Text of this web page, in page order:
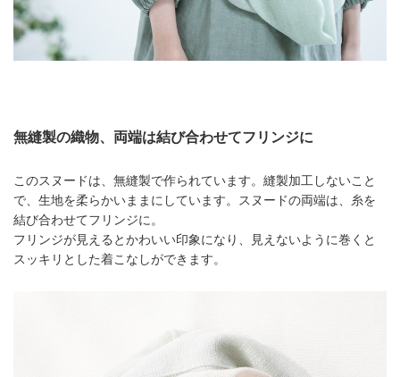
無縫製の織物、両端は結び合わせてフリンジに
このスヌードは、無縫製で作られています。縫製加工しないこと
で、生地を柔らかいままにしています。スヌードの両端は、糸を
結び合わせてフリンジに。
フリンジが見えるとかわいい印象になり、見えないように巻くと
スッキリとした着こなしができます。